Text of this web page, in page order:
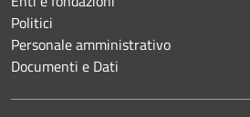
Politici
Personale amministrativo
Documenti e Dati